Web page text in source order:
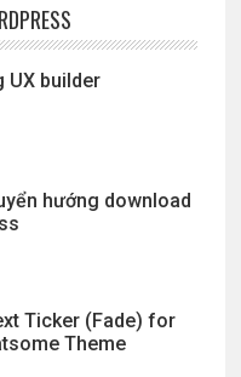
UX builder
hướng download
Ticker (Fade) for
Theme